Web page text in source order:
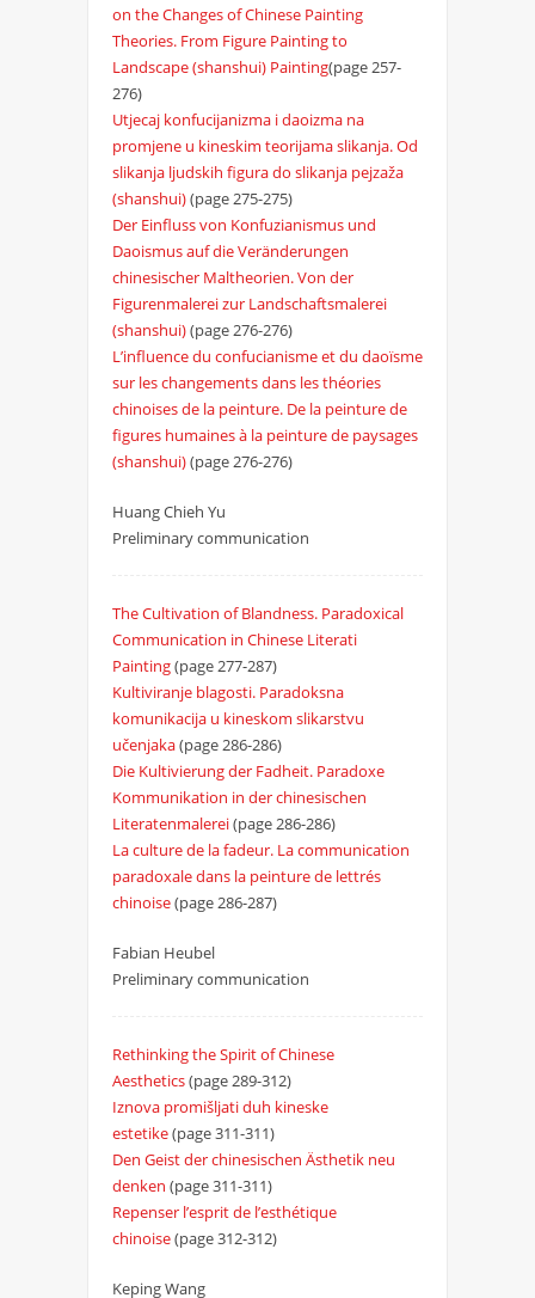
on the Changes of Chinese Painting
Theories. From Figure Painting to
Landscape (shanshui) Painting(page 257-
276)
Utjecaj konfucijanizma i daoizma na
promjene u kineskim teorijama slikanja. Od
slikanja ljudskih figura do slikanja pejzaža
(shanshui)(page 275-275)
Der Einfluss von Konfuzianismus und
Daoismus auf die Veränderungen
chinesischer Maltheorien. Von der
Figurenmalerei zur Landschaftsmalerei
(shanshui)(page 276-276)
L’influence du confucianisme et du daoïsme
sur les changements dans les théories
chinoises de la peinture. De la peinture de
figures humaines à la peinture de paysages
(shanshui)(page 276-276)
Huang Chieh Yu
Preliminary communication
The Cultivation of Blandness. Paradoxical
Communication in Chinese Literati
Painting(page 277-287)
Kultiviranje blagosti. Paradoksna
komunikacija u kineskom slikarstvu
učenjaka(page 286-286)
Die Kultivierung der Fadheit. Paradoxe
Kommunikation in der chinesischen
Literatenmalerei(page 286-286)
La culture de la fadeur. La communication
paradoxale dans la peinture de lettrés
chinoise(page 286-287)
Fabian Heubel
Preliminary communication
Rethinking the Spirit of Chinese
Aesthetics(page 289-312)
Iznova promišljati duh kineske
estetike(page 311-311)
Den Geist der chinesischen Ästhetik neu
denken (page 311-311)
Repenser l’esprit de l’esthétique
chinoise(page 312-312)
Keping Wang